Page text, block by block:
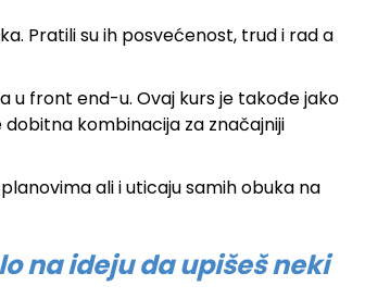
Pratili su ih posvećenost, trud i rad a
u front end-u. Ovaj kurs je takođe jako
dobitna kombinacija za značajniji
ali i uticaju samih obuka na
na ideju da upišeš neki